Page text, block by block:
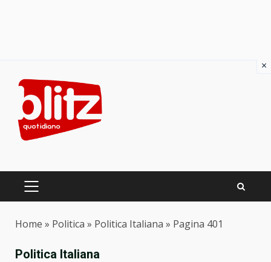
content
PRIMARY
Home » Politica » Politica Italiana » Pagina 401
Politica Italiana
×